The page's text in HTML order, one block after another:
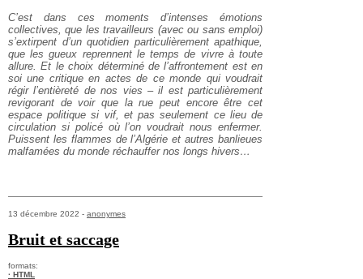
C’est dans ces moments d’intenses émotions
collectives, que les travailleurs (avec ou sans emploi)
s’extirpent d’un quotidien particulièrement apathique,
que les gueux reprennent le temps de vivre à toute
allure. Et le choix déterminé de l’affrontement est en
soi une critique en actes de ce monde qui voudrait
régir l’entièreté de nos vies – il est particulièrement
revigorant de voir que la rue peut encore être cet
espace politique si vif, et pas seulement ce lieu de
circulation si policé où l’on voudrait nous enfermer.
Puissent les flammes de l’Algérie et autres banlieues
malfamées du monde réchauffer nos longs hivers…
13 décembre 2022 - anonymes
Bruit et saccage
formats:
· HTML